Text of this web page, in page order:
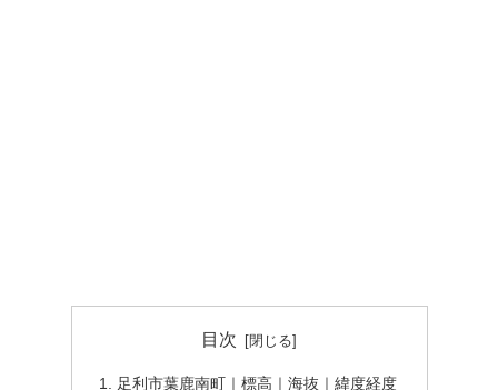
目次
足利市葉鹿南町｜標高｜海抜｜緯度経度